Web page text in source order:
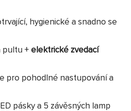
hygienické a snadno se
pultu +elektrické zvedací
pro pohodlné nastupování a
pásky a 5 závěsných lamp